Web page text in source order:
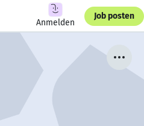
Anmelden
Job posten